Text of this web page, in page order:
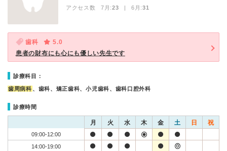
アクセス数 7月:23 | 6月:31
歯科
5.0
患者の財布にも心にも優しい先生です
診療科目：
歯周病科 、歯科、矯正歯科、小児歯科、歯科口腔外科
診療時間
月 火 水 木 金 土 日 祝
09:00-12:00
14:00-19:00